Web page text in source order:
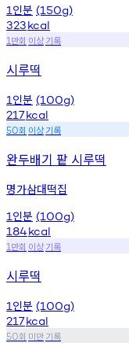
1 인분 (150g)
323kcal
1 만회 이상기록
시루떡
1 인분 (100g)
217kcal
50회 이상기록
완두배기 팥 시루떡
명가삼대떡집
1 인분 (100g)
184kcal
1 만회 이상기록
시루떡
1 인분 (100g)
217kcal
50회 미만기록